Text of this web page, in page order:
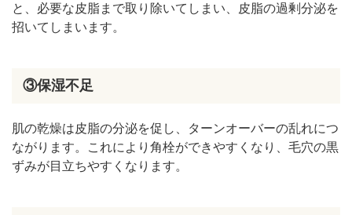
と、必要な皮脂まで取り除いてしまい、皮脂の過剰分泌を
招いてしまいます。
③保湿不足
肌の乾燥は皮脂の分泌を促し、ターンオーバーの乱れにつ
ながります。これにより角栓ができやすくなり、毛穴の黒
ずみが目立ちやすくなります。